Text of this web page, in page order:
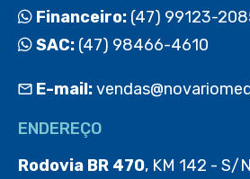
Financeiro: (47) 99123-
SAC: (47) 98466-4610
E-mail:
ENDEREÇO
Rodovia BR 470, KM 142 - S/